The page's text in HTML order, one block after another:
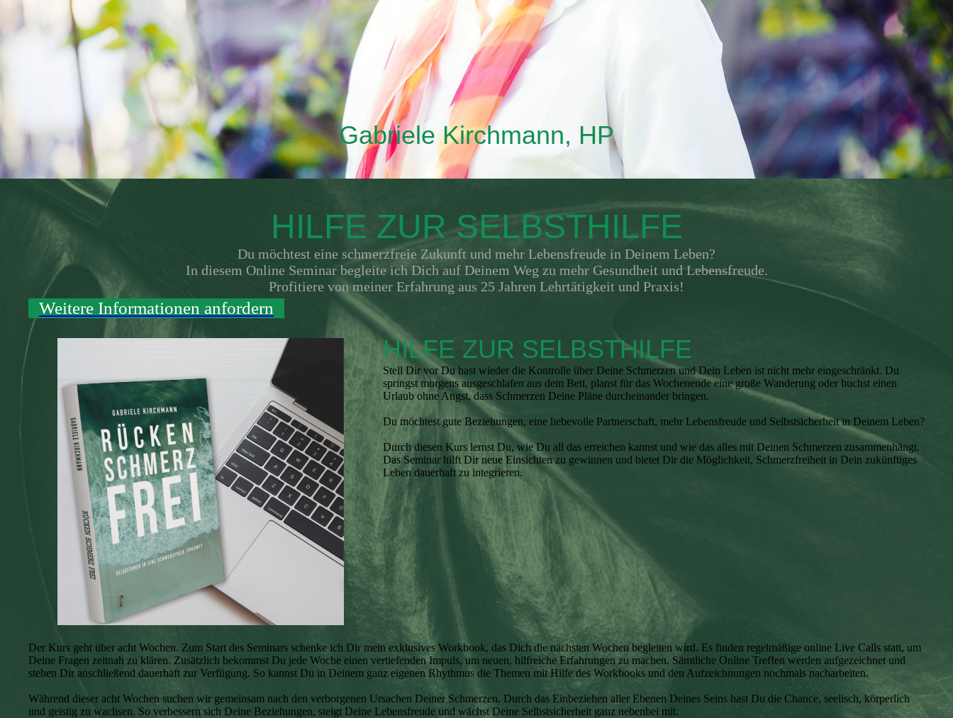
Gabriele Kirchmann, HP
HILFE ZUR SELBSTHILFE
Du möchtest eine schmerzfreie Zukunft und mehr Lebensfreude in Deinem Leben?
In diesem Online Seminar begleite ich Dich auf Deinem Weg zu mehr Gesundheit und Lebensfreude.
Profitiere von meiner Erfahrung aus 25 Jahren Lehrtätigkeit und Praxis!
Weitere Informationen anfordern
HILFE ZUR SELBSTHILFE
Stell Dir vor Du hast wieder die Kontrolle über Deine Schmerzen und Dein Leben ist nicht mehr eingeschränkt. Du
springst morgens ausgeschlafen aus dem Bett, planst für das Wochenende eine große Wanderung oder buchst einen
Urlaub ohne Angst, dass Schmerzen Deine Pläne durcheinander bringen.
Du möchtest gute Beziehungen, eine liebevolle Partnerschaft, mehr Lebensfreude und Selbstsicherheit in Deinem Leben?
Durch diesen Kurs lernst Du, wie Du all das erreichen kannst und wie das alles mit Deinen Schmerzen zusammenhängt.
Das Seminar hilft Dir neue Einsichten zu gewinnen und bietet Dir die Möglichkeit, Schmerzfreiheit in Dein zukünftiges
Leben dauerhaft zu integrieren.
Der Kurs geht über acht Wochen. Zum Start des Seminars schenke ich Dir mein exklusives Workbook, das Dich die nächsten Wochen begleiten wird. Es finden regelmäßige online Live Calls statt, um
Deine Fragen zeitnah zu klären. Zusätzlich bekommst Du jede Woche einen vertiefenden Impuls, um neuen, hilfreiche Erfahrungen zu machen. Sämtliche Online Treffen werden aufgezeichnet und
stehen Dir anschließend dauerhaft zur Verfügung. So kannst Du in Deinem ganz eigenen Rhythmus die Themen mit Hilfe des Workbooks und den Aufzeichnungen nochmals nacharbeiten.
Während dieser acht Wochen suchen wir gemeinsam nach den verborgenen Ursachen Deiner Schmerzen. Durch das Einbeziehen aller Ebenen Deines Seins hast Du die Chance, seelisch, körperlich
und geistig zu wachsen. So verbessern sich Deine Beziehungen, steigt Deine Lebensfreude und wächst Deine Selbstsicherheit ganz nebenbei mit.